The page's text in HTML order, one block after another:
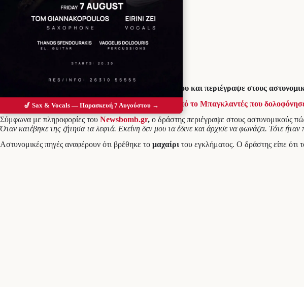
προτιμώμενη πηγή στο Google
Ο 40χρονος κατακρεούργησε μια 36χρονη ομοεθνή του και περιέγραψε στους
Στα κρατητήρια της Ασφάλειας βρίσκεταιο 40χρονος από το Μπαγκλαντές που
Σύμφωνα με πληροφορίες του Newsbomb.gr, ο δράστης περιέγραψε στους αστυνομικούς
Όταν κατέβηκε της ζήτησα τα λεφτά. Εκείνη δεν μου τα έδινε και άρχισε να φωνάζει. Τότε
Αστυνομικές πηγές αναφέρουν ότι βρέθηκε το μαχαίρι του εγκλήματος. Ο δράστης είπε ότι
🎷 Sax & Vocals — Παρασκευή 7 Αυγούστου →